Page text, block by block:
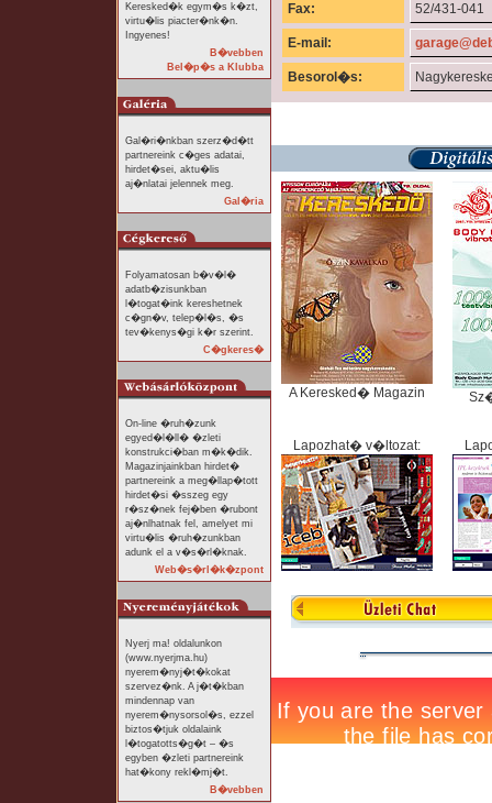
Keresked�k egym�s k�zt,
virtu�lis piacter�nk�n.
Ingyenes!
B�vebben
Bel�p�s a Klubba
Gal�ri�nkban szerz�d�tt
partnereink c�ges adatai,
hirdet�sei, aktu�lis
aj�nlatai jelennek meg.
Gal�ria
Folyamatosan b�v�l�
adatb�zisunkban
l�togat�ink kereshetnek
c�gn�v, telep�l�s, �s
tev�kenys�gi k�r szerint.
C�gkeres�
On-line �ruh�zunk
egyed�l�ll� �zleti
konstrukci�ban m�k�dik.
Magazinjainkban hirdet�
partnereink a meg�llap�tott
hirdet�si �sszeg egy
r�sz�nek fej�ben �rubont
aj�nlhatnak fel, amelyet mi
virtu�lis �ruh�zunkban
adunk el a v�s�rl�knak.
Web�s�rl�k�zpont
Nyerj ma! oldalunkon
(www.nyerjma.hu)
nyerem�nyj�t�kokat
szervez�nk. A j�t�kban
mindennap van
nyerem�nysorsol�s, ezzel
biztos�tjuk oldalaink
l�togatotts�g�t – �s
egyben �zleti partnereink
hat�kony rekl�mj�t.
B�vebben
Fax: 52/431-041
E-mail:
Besorol�s:
A Keresked� Magazin
Lapozhat� v�ltozat: